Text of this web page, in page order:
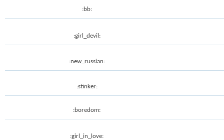
:bb:
:girl_devil:
:new_russian:
:stinker:
:boredom:
:girl_in_love: